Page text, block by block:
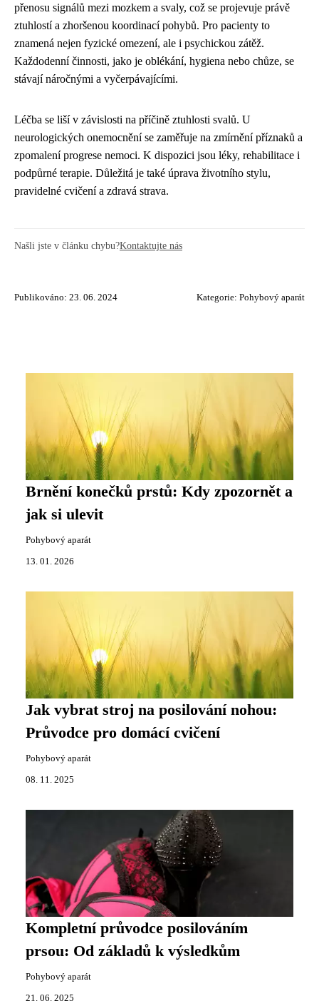
přenosu signálů mezi mozkem a svaly, což se projevuje právě
ztuhlostí a zhoršenou koordinací pohybů. Pro pacienty to
znamená nejen fyzické omezení, ale i psychickou zátěž.
Každodenní činnosti, jako je oblékání, hygiena nebo chůze, se
stávají náročnými a vyčerpávajícími.
Léčba se liší v závislosti na příčině ztuhlosti svalů. U
neurologických onemocnění se zaměřuje na zmírnění příznaků a
zpomalení progrese nemoci. K dispozici jsou léky, rehabilitace i
podpůrné terapie. Důležitá je také úprava životního stylu,
pravidelné cvičení a zdravá strava.
Našli jste v článku chybu?Kontaktujte nás
Publikováno: 23. 06. 2024 Kategorie: Pohybový aparát
Brnění konečků prstů: Kdy zpozornět a
jak si ulevit
Pohybový aparát
13. 01. 2026
Jak vybrat stroj na posilování nohou:
Průvodce pro domácí cvičení
Pohybový aparát
08. 11. 2025
Kompletní průvodce posilováním
prsou: Od základů k výsledkům
Pohybový aparát
21. 06. 2025